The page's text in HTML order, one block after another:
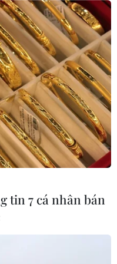
căn
trải
tin 7 cá nhân bán